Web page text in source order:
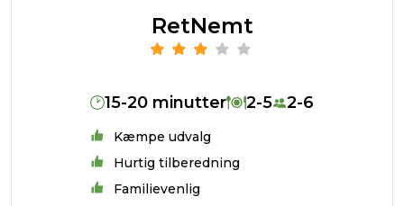
RetNemt
15-20 minutter 2-5 2-6
Kæmpe udvalg
Hurtig tilberedning
Familievenlig